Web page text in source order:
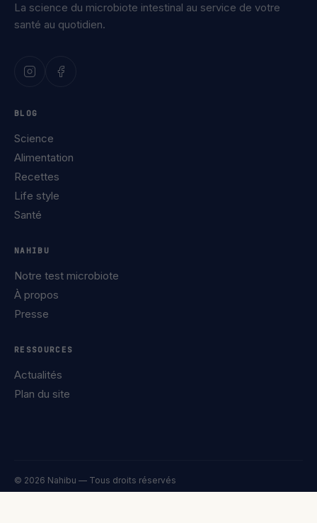
La science du microbiote intestinal au service de votre
santé au quotidien.
BLOG
Science
Alimentation
Recettes
Life style
Santé
NAHIBU
Notre test microbiote
À propos
Presse
RESSOURCES
Actualités
Plan du site
© 2026 Nahibu — Tous droits réservés